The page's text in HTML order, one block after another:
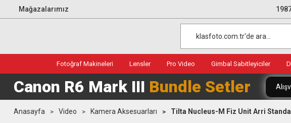
Mağazalarımız
Fotoğraf Makineleri Lensler Pro Video Gimbal Sabitleyiciler
Canon R6 Mark III Bundle Setler
Anasayfa Video Kamera Aksesuarları Tilta Nucleus-M Fiz Unit Arri